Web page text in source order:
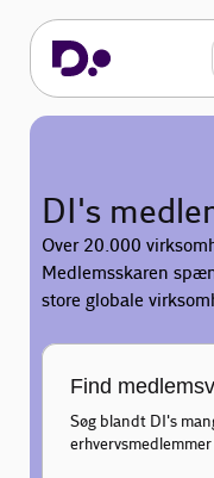
DI's
Over 20.000
Medlemsskaren
store globale
Find
Søg blandt DI's
erhvervsmedlemmer